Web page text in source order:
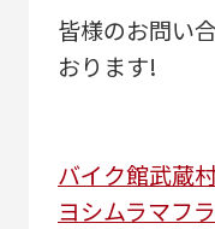
皆様のお問い
おります!
バイク館武蔵
ヨシムラマフ